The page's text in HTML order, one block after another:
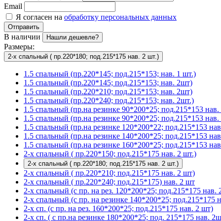
Email
Я согласен на обработку персональных данных
Отправить
В наличии Нашли дешевле?
Размеры:
2-х спальный ( пр.220*180; под.215*175 нав. 2 шт.)
1.5 спальный (пр.220*145; под.215*153; нав. 1 шт.)
1.5 спальный (пр.220*145; под.215*153; нав. 2шт)
1.5 спальный (пр.220*210; под.215*153; нав. 2шт)
1.5 спальный (пр.220*240; под.215*153; нав. 2шт.)
1.5 спальный (пр.на резинке 90*200*25; под.215*153
1.5 спальный (пр.на резинке 90*200*25; под.215*153
1.5 спальный (пр.на резинке 120*200*22; под.215*153
1.5 спальный (пр.на резинке 140*200*25; под.215*153
1.5 спальный (пр.на резинке 160*200*25; под.215*153
2-х спальный ( пр.220*150; под.215*175 нав. 2 шт.)
2-х спальный ( пр.220*180; под.215*175 нав. 2 шт.)
2-х спальный ( пр.220*210; под.215*175 нав. 2 шт)
2-х спальный ( пр.220*240; под.215*175) нав. 2 шт
2-х спальный (с пр. на рез. 120*200*25; под.215*175 нав.
2-х спальный (с пр. на резинке 140*200*25; под.215*175
2-х сп. (с пр. на рез. 160*200*25; под.215*175 нав. 2 шт)
2-х сп. ( с пр.на резинке 180*200*25; под. 215*175 нав.